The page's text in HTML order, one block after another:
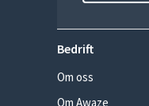
Bedrift
Om oss
Om Awaze